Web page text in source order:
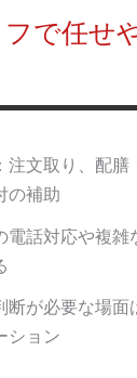
で任せ
注文取り、配膳
の補助
電話対応や複雑
断が必要な場面
ション